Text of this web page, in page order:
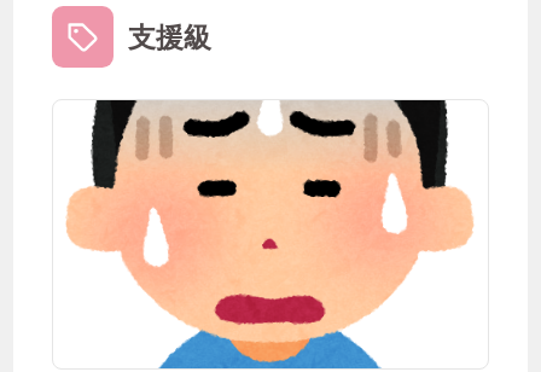
働き方・生き方
ご利用者と支援
聖徳会
支援級